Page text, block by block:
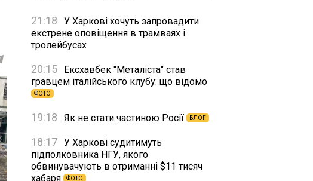
21:18
У Харкові хочуть запровадити
екстрене оповіщення в трамваях і
тролейбусах
20:15
Ексхавбек "Металіста" став
гравцем італійського клубу: що відомо
ФОТО
19:18 Як не стати частиною Росії БЛОГ
18:17 У Харкові судитимуть
підполковника НГУ, якого
обвинувачують в отриманні $11 тисяч
хабаря
ФОТО